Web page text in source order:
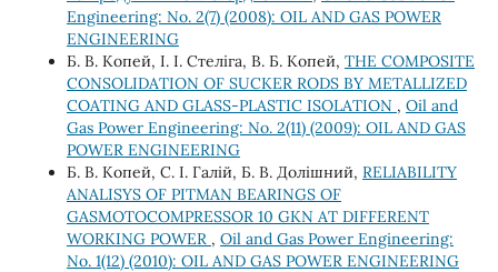
Engineering: No. 2(7) (2008): OIL AND GAS POWER
ENGINEERING
Б. В. Копей, І. І. Стеліга, В. Б. Копей, THE COMPOSITE
CONSOLIDATION OF SUCKER RODS BY METALLIZED
COATING AND GLASS-PLASTIC ISOLATION , Oil and
Gas Power Engineering: No. 2(11) (2009): OIL AND GAS
POWER ENGINEERING
Б. В. Копей, С. І. Галій, Б. В. Долішний, RELIABILITY
ANALISYS OF PITMAN BEARINGS OF
GASMOTOCOMPRESSOR 10 GKN AT DIFFERENT
WORKING POWER , Oil and Gas Power Engineering:
No. 1(12) (2010): OIL AND GAS POWER ENGINEERING